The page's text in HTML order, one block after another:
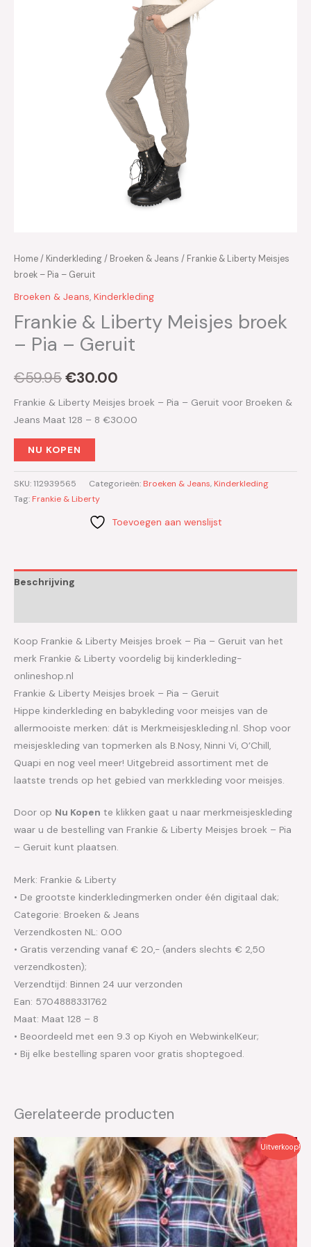
Home/ Kinderkleding/ Broeken & Jeans / Frankie & Liberty Meisjes
broek – Pia – Geruit
Broeken & Jeans, Kinderkleding
Frankie & Liberty Meisjes broek
– Pia – Geruit
€59.95€30.00
Frankie & Liberty Meisjes broek – Pia – Geruit voor Broeken &
Jeans Maat 128 – 8 €30.00
NU KOPEN
SKU:112939565 Categorieën: Broeken & Jeans, Kinderkleding
Tag: Frankie & Liberty
Toevoegen aan wenslijst
Beschrijving
Koop Frankie & Liberty Meisjes broek – Pia – Geruit van het
merk Frankie & Liberty voordelig bij kinderkleding-
onlineshop.nl
Frankie & Liberty Meisjes broek – Pia – Geruit
Hippe kinderkleding en babykleding voor meisjes van de
allermooiste merken: dát is Merkmeisjeskleding.nl. Shop voor
meisjeskleding van topmerken als B.Nosy, Ninni Vi, O’Chill,
Quapi en nog veel meer! Uitgebreid assortiment met de
laatste trends op het gebied van merkkleding voor meisjes.
Door op Nu Kopen te klikken gaat u naar merkmeisjeskleding
waar u de bestelling van Frankie & Liberty Meisjes broek – Pia
– Geruit kunt plaatsen.
Merk: Frankie & Liberty
• De grootste kinderkledingmerken onder één digitaal dak;
Categorie: Broeken & Jeans
Verzendkosten NL: 0.00
• Gratis verzending vanaf € 20,- (anders slechts € 2,50
verzendkosten);
Verzendtijd: Binnen 24 uur verzonden
Ean: 5704888331762
Maat: Maat 128 – 8
• Beoordeeld met een 9.3 op Kiyoh en WebwinkelKeur;
• Bij elke bestelling sparen voor gratis shoptegoed.
Gerelateerde producten
Uitverkoop!
Oorspronkelijke
was:
€44.95.
Huidige
prijs
is:
€22.50.